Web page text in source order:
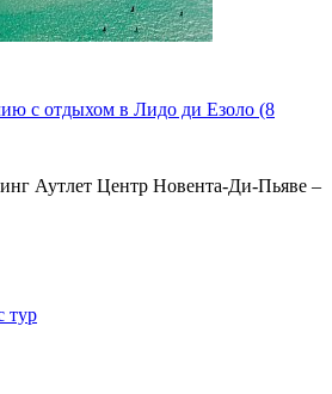
с отдыхом в Лидо ди Езоло (8
Аутлет Центр Новента-Ди-Пьяве –
тур